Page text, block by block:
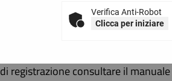
Verifica Anti-Robot
Clicca per iniziare
Elenco dei bandi d'iscrizione per gli
ad un elenco operatori economici
di registrazione consultare il